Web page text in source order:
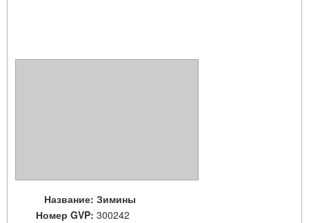
Название: Зимины
Номер GVP: 300242